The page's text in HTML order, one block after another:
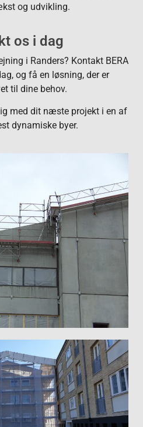
og udvikling.
os i dag
i Randers? Kontakt BERA
og få en løsning, der er
til dine behov.
med dit næste projekt i en af
dynamiske byer.